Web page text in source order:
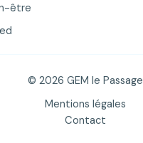
être
© 2026 GEM le Passage
Mentions légales
Contact